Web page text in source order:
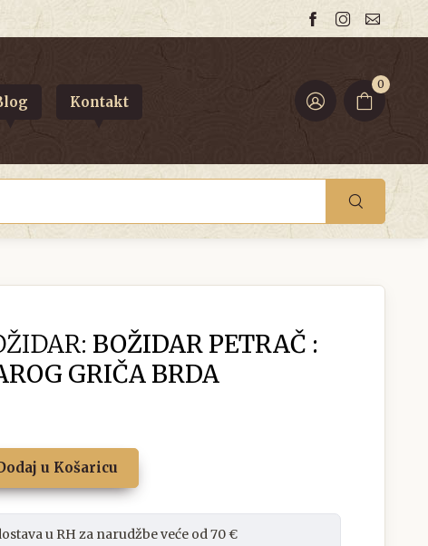
0
Kontakt
BOŽIDAR PETRAČ :
GRIČA BRDA
u Košaricu
u RH za narudžbe veće od 70 €